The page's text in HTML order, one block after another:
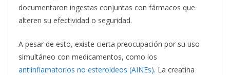
documentaron ingestas conjuntas con fármacos que
alteren su efectividad o seguridad.
A pesar de esto, existe cierta preocupación por su uso
simultáneo con medicamentos, como los
antiinflamatorios no esteroideos (AINEs). La creatina